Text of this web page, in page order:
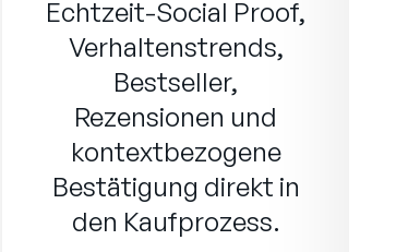
Echtzeit-Social Proof,
Verhaltenstrends,
Bestseller,
Rezensionen und
kontextbezogene
Bestätigung direkt in
den Kaufprozess.